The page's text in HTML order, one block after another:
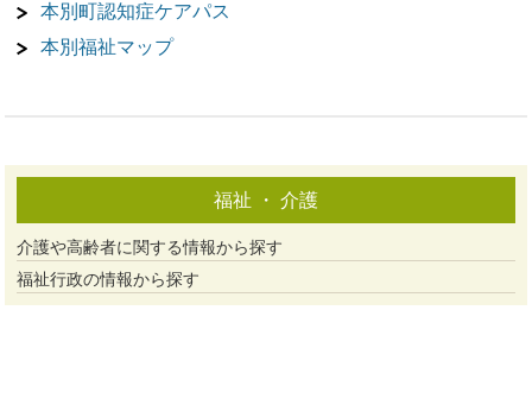
本別町認知症ケアパス
本別福祉マップ
福祉 ・ 介護
介護や高齢者に関する情報から探す
福祉行政の情報から探す